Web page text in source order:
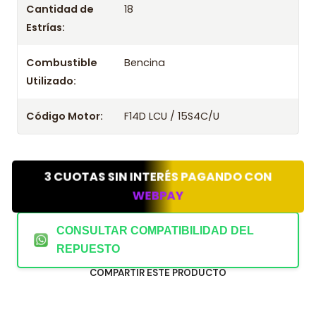
Cantidad de
Estrías:
18
Combustible
Utilizado:
Bencina
Código Motor: F14D LCU / 15S4C/U
3 CUOTAS SIN INTERÉS PAGANDO CON
WEBPAY
CONSULTAR COMPATIBILIDAD DEL
REPUESTO
COMPARTIR ESTE PRODUCTO